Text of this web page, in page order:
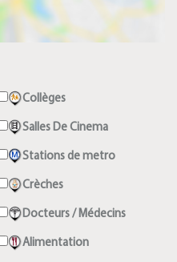
Collèges
Salles De Cinema
Stations de metro
Crèches
Docteurs / Médecins
Alimentation